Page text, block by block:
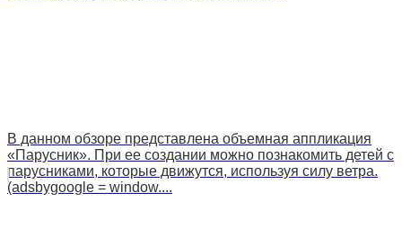
В данном обзоре представлена объемная аппликация
«Парусник». При ее создании можно познакомить детей с
парусниками, которые движутся, используя силу ветра.
(adsbygoogle = window....